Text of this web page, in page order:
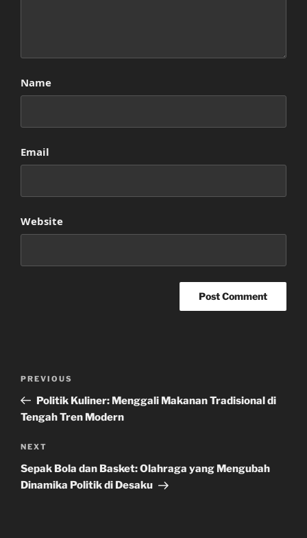
Name
Email
Website
Previous
Post
PREVIOUS
Politik Kuliner: Menggali Makanan Tradisional di
Tengah Tren Modern
Next
Post
NEXT
Sepak Bola dan Basket: Olahraga yang Mengubah
Dinamika Politik di Desaku